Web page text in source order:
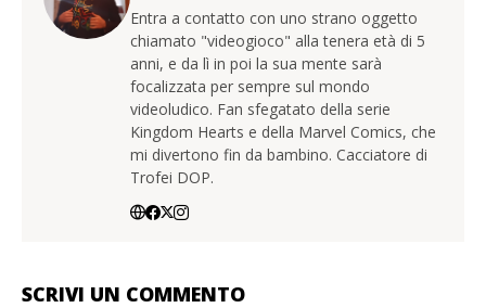
Entra a contatto con uno strano oggetto
chiamato "videogioco" alla tenera età di 5
anni, e da lì in poi la sua mente sarà
focalizzata per sempre sul mondo
videoludico. Fan sfegatato della serie
Kingdom Hearts e della Marvel Comics, che
mi divertono fin da bambino. Cacciatore di
Trofei DOP.
SCRIVI UN COMMENTO